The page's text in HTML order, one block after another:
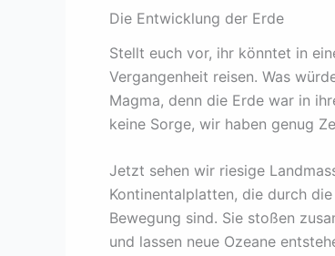
Die Entwicklung der Erde
Stellt euch vor, ihr könntet in
Vergangenheit reisen. Was
Magma, denn die Erde war in
keine Sorge, wir haben genug
Jetzt sehen wir riesige
Kontinentalplatten, die durch
Bewegung sind. Sie stoßen
und lassen neue Ozeane